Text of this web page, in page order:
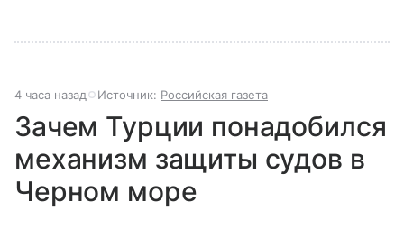
4 часа назад Источник: Российская газета
Зачем Турции понадобился
механизм защиты судов в
Черном море